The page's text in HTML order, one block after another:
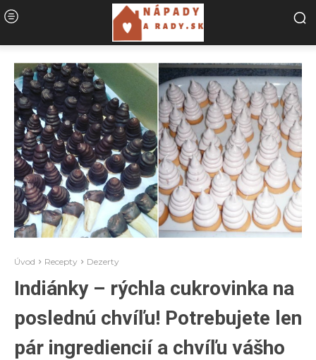
Úvod Recepty Dezerty
Indiánky – rýchla cukrovinka na
poslednú chvíľu! Potrebujete len
pár ingrediencií a chvíľu vášho